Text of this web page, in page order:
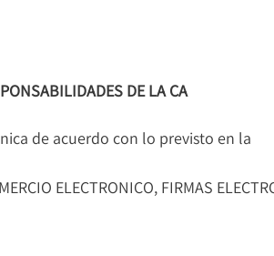
DE LA CA
de acuerdo con lo previsto en la
ELECTRONICO, FIRMAS